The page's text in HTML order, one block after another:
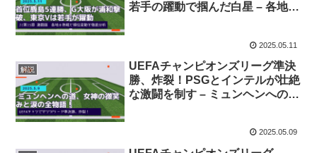
若手の躍動で掴んだ白星 – 各地の
2025.05.11
解説
UEFAチャンピオンズリーグ準決
勝、炸裂！PSGとインテルが壮絶
な激闘を制す – ミュンヘンへの
2025.05.09